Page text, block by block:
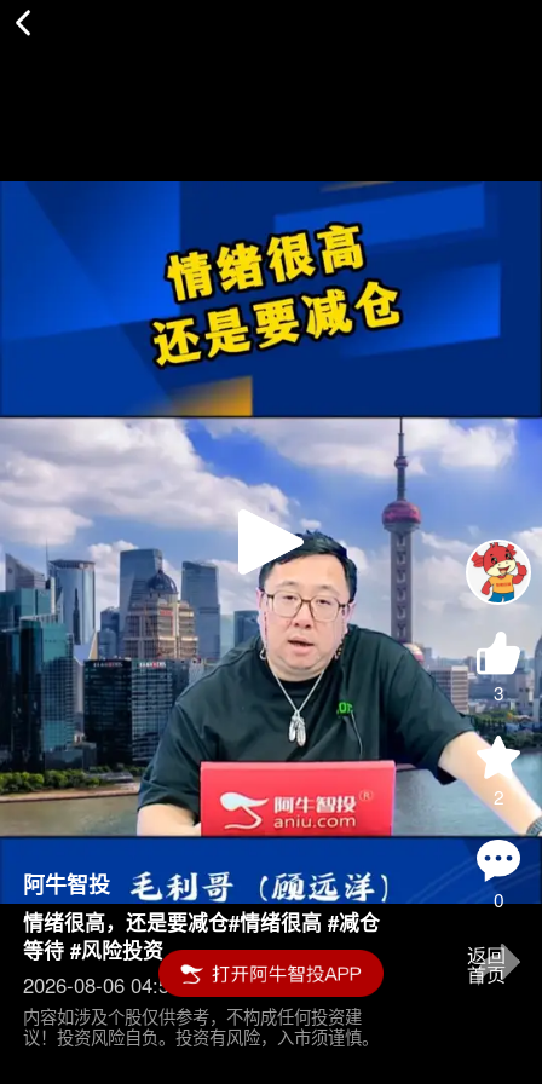
Play
Video
3
2
0
阿牛智投
情绪很高，还是要减仓#情绪很高 #减仓
等待 #风险投资
2026-08-06 04:55
内容如涉及个股仅供参考，不构成任何投资建
议！投资风险自负。投资有风险，入市须谨慎。